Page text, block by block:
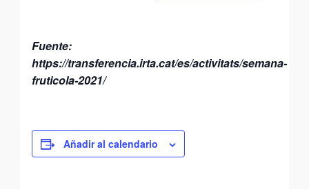
Fuente:
https://transferencia.irta.cat/es/activitats/semana-
fruticola-2021/
Añadir al calendario